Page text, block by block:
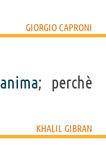
GIORGIO CAPRONI
anima; perchè
KHALIL GIBRAN